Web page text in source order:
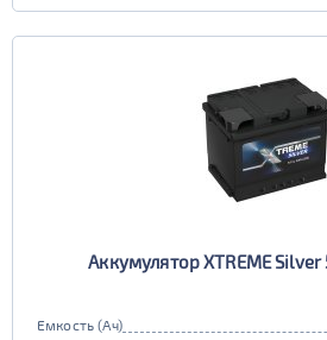
Аккумулятор XTREME Silver
Емкость (Ач)